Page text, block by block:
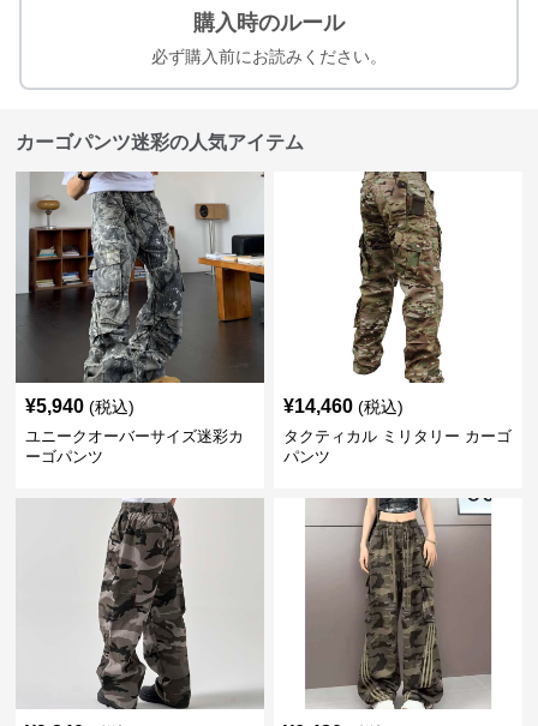
購入時のルール
必ず購入前にお読みください。
カーゴパンツ迷彩の人気アイテム
¥5,940 (税込)
ユニークオーバーサイズ迷彩カ
ーゴパンツ
¥14,460 (税込)
タクティカル ミリタリー カーゴ
パンツ